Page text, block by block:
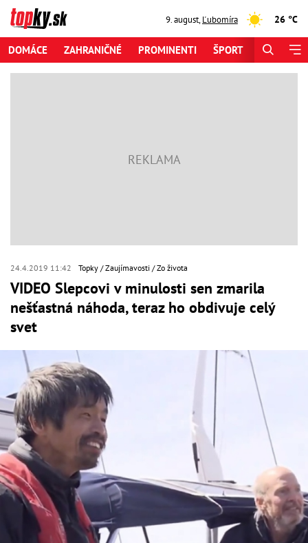
9. august,Ľubomíra 26 °C
DOMÁCE ZAHRANIČNÉ PROMINENTI ŠPORT
24.4.2019 11:42 Topky Zaujímavosti Zo života
VIDEO Slepcovi v minulosti sen zmarila
nešťastná náhoda, teraz ho obdivuje celý
svet